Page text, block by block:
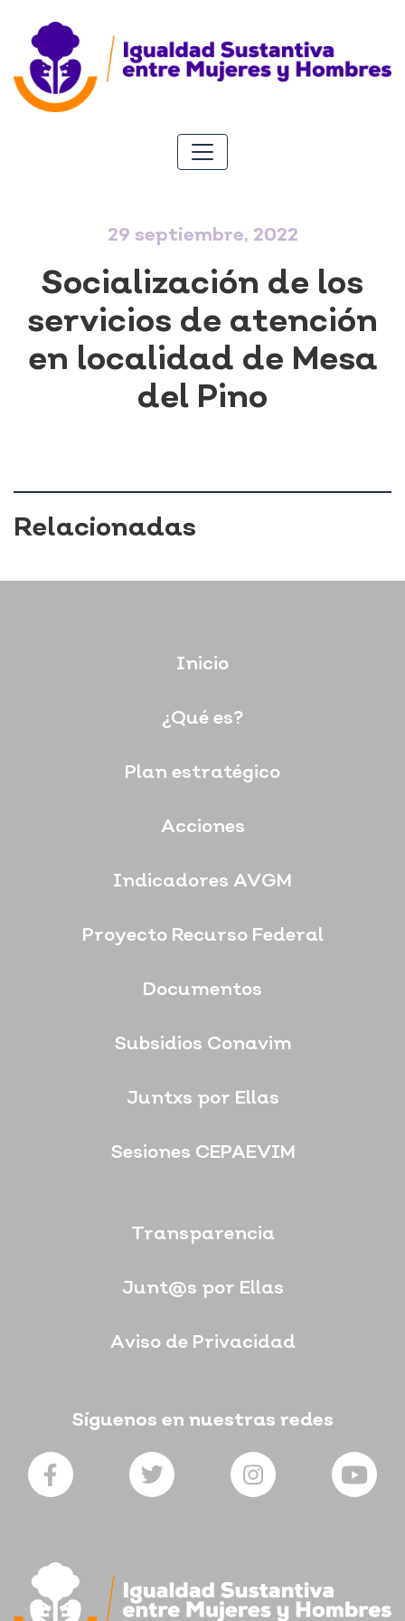
29 septiembre, 2022
Socialización de los
servicios de atención
en localidad de Mesa
del Pino
Relacionadas
Inicio
¿Qué es?
Plan estratégico
Acciones
Indicadores AVGM
Proyecto Recurso Federal
Documentos
Subsidios Conavim
Juntxs por Ellas
Sesiones CEPAEVIM
Transparencia
Junt@s por Ellas
Aviso de Privacidad
Síguenos en nuestras redes